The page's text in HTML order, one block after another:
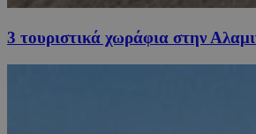
3 τουριστικά χωράφια στην